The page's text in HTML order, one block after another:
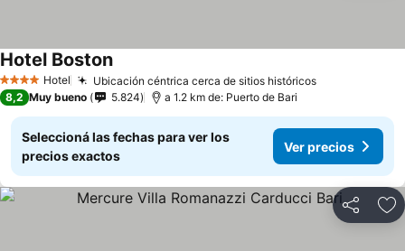
4 EstrellasHotel Ubicación céntrica cerca de sitios históricos
Hotel Boston
8,2 Muy bueno 5.824 a 1.2 km de: Puerto de Bari
Seleccioná las fechas para ver los
precios exactos
Ver precios
Compartir